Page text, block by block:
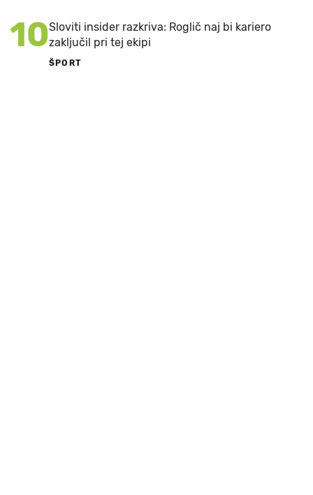
10Sloviti insider razkriva: Roglič naj bi kariero
zaključil pri tej ekipi
ŠPORT